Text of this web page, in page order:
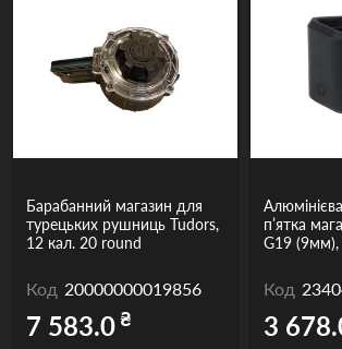
Барабанний магазин для
турецьких рушниць Tudors,
12 кал. 20 round
Код 20000000019856
7 583.0₴
п’ятка
G19 (9мм),
Код
3